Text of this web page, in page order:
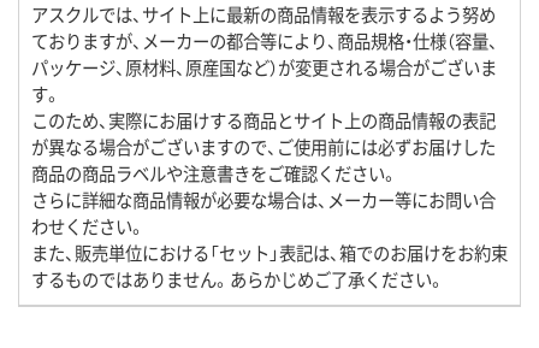
アスクルでは、サイト上に最新の商品情報を表示するよう努め
ておりますが、メーカーの都合等により、商品規格・仕様（容量、
パッケージ、原材料、原産国など）が変更される場合がございま
す。
このため、実際にお届けする商品とサイト上の商品情報の表記
が異なる場合がございますので、ご使用前には必ずお届けした
商品の商品ラベルや注意書きをご確認ください。
さらに詳細な商品情報が必要な場合は、メーカー等にお問い合
わせください。
また、販売単位における「セット」表記は、箱でのお届けをお約束
するものではありません。あらかじめご了承ください。